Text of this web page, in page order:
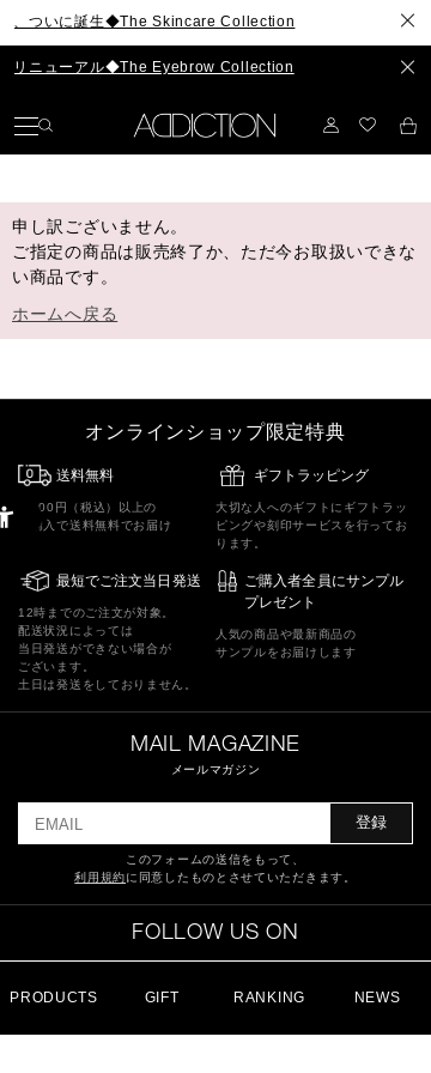
、ついに誕生◆The Skincare Collection
リニューアル◆The Eyebrow Collection
申し訳ございません。
ご指定の商品は販売終了か、ただ今お取扱いできな
い商品です。
ホームへ戻る
PRODUCTS GIFT RANKING NEWS
オンラインショップ限定特典
送料無料
5,500円（税込）以上の
ご購入で送料無料でお届け
ギフトラッピング
大切な人へのギフトにギフトラッ
ピングや刻印サービスを行ってお
ります。
最短でご注文当日発送
12時までのご注文が対象。
配送状況によっては
当日発送ができない場合が
ございます。
土日は発送をしておりません。
ご購入者全員にサンプル
プレゼント
人気の商品や最新商品の
サンプルをお届けします
MAIL MAGAZINE
メールマガジン
登録
このフォームの送信をもって、
利用規約に同意したものとさせていただきます。
FOLLOW US ON
特定商取引法に基づく表記 ショッピングガイド